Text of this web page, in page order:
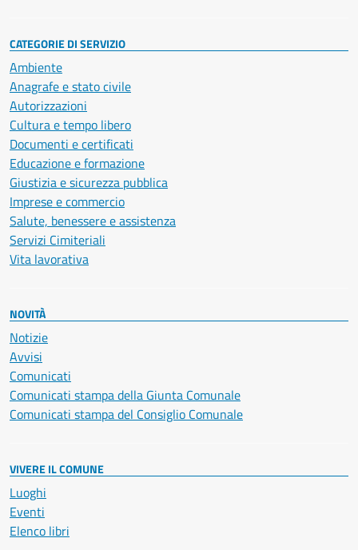
CATEGORIE DI SERVIZIO
Ambiente
Anagrafe e stato civile
Autorizzazioni
Cultura e tempo libero
Documenti e certificati
Educazione e formazione
Giustizia e sicurezza pubblica
Imprese e commercio
Salute, benessere e assistenza
Servizi Cimiteriali
Vita lavorativa
NOVITÀ
Notizie
Avvisi
Comunicati
Comunicati stampa della Giunta Comunale
Comunicati stampa del Consiglio Comunale
VIVERE IL COMUNE
Luoghi
Eventi
Elenco libri